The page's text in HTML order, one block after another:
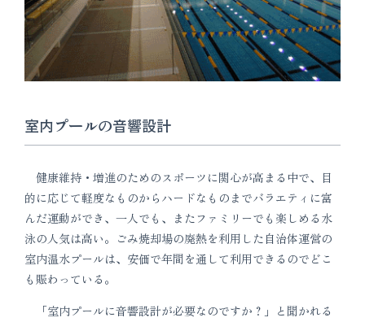
室内プールの音響設計
健康維持・増進のためのスポーツに関心が高まる中で、目
的に応じて軽度なものからハードなものまでバラエティに富
んだ運動ができ、一人でも、またファミリーでも楽しめる水
泳の人気は高い。ごみ焼却場の廃熱を利用した自治体運営の
室内温水プールは、安価で年間を通して利用できるのでどこ
も賑わっている。
「室内プールに音響設計が必要なのですか？」と聞かれる